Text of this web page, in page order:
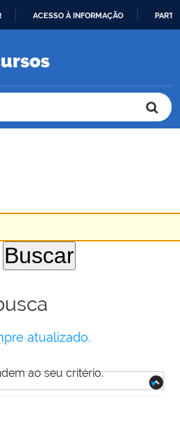
O
ACESSO À INFORMAÇÃO
atualizado.
ao seu critério.